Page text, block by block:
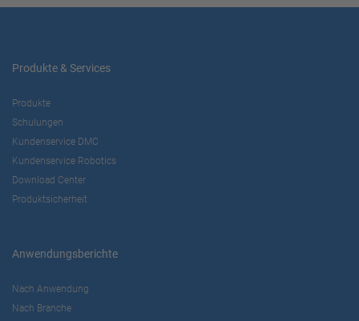
Produkte & Services
Produkte
Schulungen
Kundenservice DMC
Kundenservice Robotics
Download Center
Produktsicherheit
Anwendungsberichte
Nach Anwendung
Nach Branche